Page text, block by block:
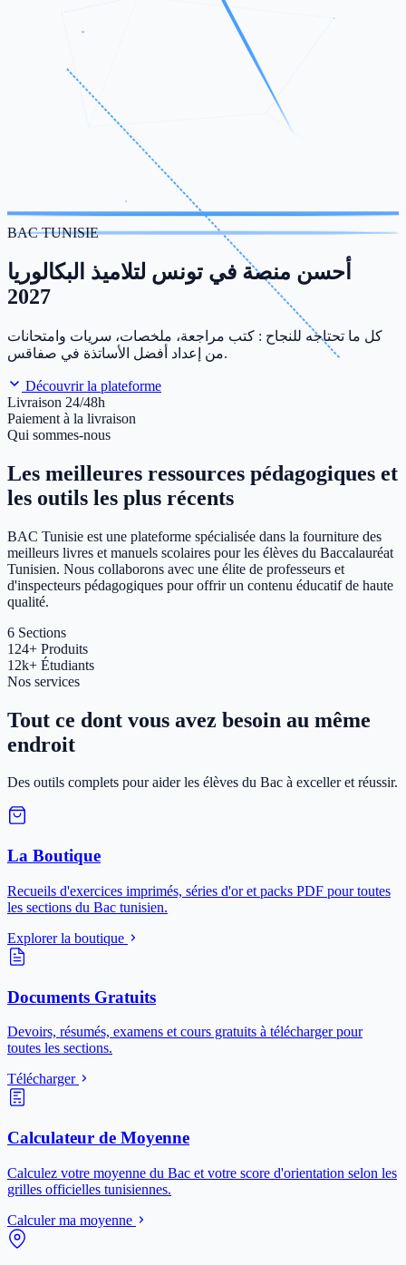
BAC TUNISIE
أحسن منصة في تونس لتلاميذ البكالوريا
2027
كل ما تحتاجه للنجاح : كتب مراجعة، ملخصات، سريات وامتحانات
من إعداد أفضل الأساتذة في صفاقس.
Découvrir la plateforme
Livraison 24/48h
Paiement à la livraison
Qui sommes-nous
Les meilleures ressources pédagogiques et
les outils les plus récents
BAC Tunisie est une plateforme spécialisée dans la fourniture des
meilleurs livres et manuels scolaires pour les élèves du Baccalauréat
Tunisien. Nous collaborons avec une élite de professeurs et
d'inspecteurs pédagogiques pour offrir un contenu éducatif de haute
qualité.
6 Sections
124+ Produits
12k+ Étudiants
Nos services
Tout ce dont vous avez besoin au même
endroit
Des outils complets pour aider les élèves du Bac à exceller et réussir.
La Boutique
Recueils d'exercices imprimés, séries d'or et packs PDF pour toutes
les sections du Bac tunisien.
Explorer la boutique
Documents Gratuits
Devoirs, résumés, examens et cours gratuits à télécharger pour
toutes les sections.
Télécharger
Calculateur de Moyenne
Calculez votre moyenne du Bac et votre score d'orientation selon les
grilles officielles tunisiennes.
Calculer ma moyenne